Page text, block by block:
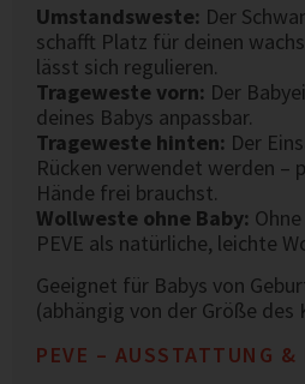
Umstandsweste: Der
schafft Platz für deinen
lässt sich regulieren.
Trageweste vorn: Der
deines Babys anpassbar.
Trageweste hinten: Der
Rücken verwendet werden –
Hände frei brauchst.
Wollweste ohne Baby:
PEVE als natürliche, leichte
Geeignet für Babys von
(abhängig von der Größe des
PEVE – AUSSTATTUNG &